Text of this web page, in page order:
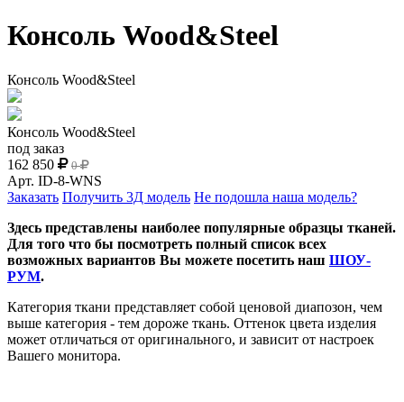
Консоль Wood&Steel
Консоль Wood&Steel
Консоль Wood&Steel
под заказ
162 850
0
Арт. ID-8-WNS
Заказать Получить 3Д модель Не подошла наша модель?
Здесь представлены наиболее популярные образцы тканей.
Для того что бы посмотреть полный список всех
возможных вариантов Вы можете посетить наш ШОУ-
РУМ.
Категория ткани представляет собой ценовой диапозон, чем
выше категория - тем дороже ткань. Оттенок цвета изделия
может отличаться от оригинального, и зависит от настроек
Вашего монитора.